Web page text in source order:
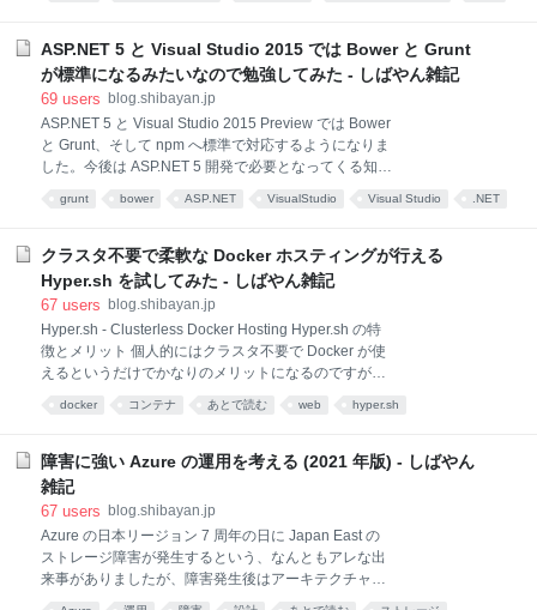
には必ずこの辺りは毎回説明するようにしています。
要するに Azure Functions の利点・特性を理解して賢
く使いこなそうという話です。 Binding / Trigger で実
く保つ リトライのしやすい実装を重視する 最新の
.NET での作法に沿ったコードを書く Graceful
Shutdown に対応したコードを書く 機能単位で
Function App プロジェ
ASP.NET 5 と Visual Studio 2015 では Bower と Grunt
が標準になるみたいなので勉強してみた - しばやん雑記
69 users blog.shibayan.jp
ASP.NET 5 と Visual Studio 2015 Preview では Bower
と Grunt、そして npm へ標準で対応するようになりま
した。今後は ASP.NET 5 開発で必要となってくる知識
公式サイトでは Visual Studio 2015 で Bower と Grunt
Microsoft Learn これまでは NuGet だけ使っていれば
解決してましたが、今後は .NET のコンポーネントだ
けが NuGet で提供され、クライアントサイドのコンポ
ンプレートにも Bower / Grunt / npm の設定ファイルが
用意されていますが、まずは Bower と Grunt
grunt bower ASP.NET VisualStudio Visual Studio .NET
クラスタ不要で柔軟な Docker ホスティングが行える
Hyper.sh を試してみた - しばやん雑記
67 users blog.shibayan.jp
Hyper.sh - Clusterless Docker Hosting Hyper.sh の特
徴とメリット 個人的にはクラスタ不要で Docker が使
えるというだけでかなりのメリットになるのですが、
それ以外にもいろいろと特徴とメリットがあったので
少しだけ書いておきます。 Docker と同じコマンド体
Docker とほぼ同じコマンドが使えるようになっていま
す。具体的には docker を hyper に置き換えるだけで
使い始めることが出来ます。 # docker の場合 docker
-it shibayan/decode-demo:v5 # hyper の場合 hyper
pull shibayan/decode-de
docker コンテナ あとで読む web hyper.sh
障害に強い Azure の運用を考える (2021 年版) - しばやん
雑記
67 users blog.shibayan.jp
Azure の日本リージョン 7 周年の日に Japan East の
ストレージ障害が発生するという、なんともアレな出
来事がありましたが、障害発生後はアーキテクチャを
見直すいい機会だと思うので色々書きます。 まだ